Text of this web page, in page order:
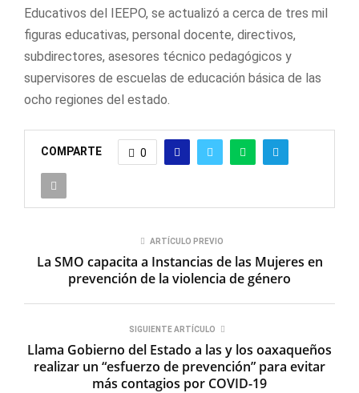
Educativos del IEEPO, se actualizó a cerca de tres mil
figuras educativas, personal docente, directivos,
subdirectores, asesores técnico pedagógicos y
supervisores de escuelas de educación básica de las
ocho regiones del estado.
COMPARTE 0
ARTÍCULO PREVIO
La SMO capacita a Instancias de las Mujeres en
prevención de la violencia de género
SIGUIENTE ARTÍCULO
Llama Gobierno del Estado a las y los oaxaqueños
realizar un “esfuerzo de prevención” para evitar
más contagios por COVID-19